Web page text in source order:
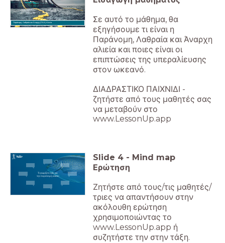
Παράνομη, Λαθραία και Άναρχη (ΠΛΑ) Αλιεία
Σε αυτό το μάθημα, θα
εξηγήσουμε τι είναι η
Παράνομη, Λαθραία και Άναρχη
αλιεία και ποιες είναι οι
επιπτώσεις της υπεραλίευσης
στον ωκεανό.
ΔΙΑΔΡΑΣΤΙΚΟ ΠΑΙΧΝΙΔΙ -
ζητήστε από τους μαθητές σας
να μεταβούν στο
www.LessonUp.app
Τι γνωρίζετε ήδη για
την παράνομη αλιεία;
Slide 4 - Mind map
Ερώτηση
Ζητήστε από τους/τις μαθητές/
τριες να απαντήσουν στην
ακόλουθη ερώτηση
χρησιμοποιώντας το
www.LessonUp.app ή
συζητήστε την στην τάξη.